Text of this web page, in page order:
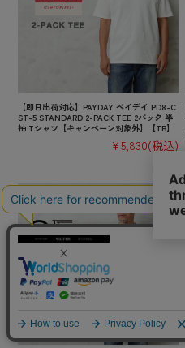
【即日出荷対応】PAYDAY ペイデイ PD8-C
ST-5 STANDARD 2-PACK TEE 2パック 半
袖 Tシャツ【キャンペーン対象外】【TB】
¥5,830(税込)